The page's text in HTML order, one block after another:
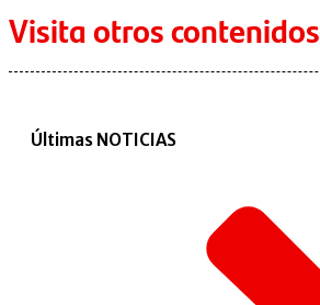
Visita otros contenidos
Últimas NOTICIAS